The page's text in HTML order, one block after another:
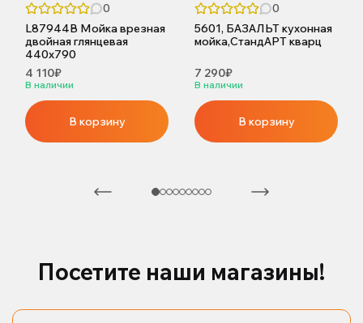
0
L87944B Мойка врезная
двойная глянцевая
440х790
4 110₽
В наличии
В корзину
0
5601, БАЗАЛЬТ кухонная
мойка,СтандАРТ кварц
7 290₽
В наличии
В корзину
Посетите наши магазины!